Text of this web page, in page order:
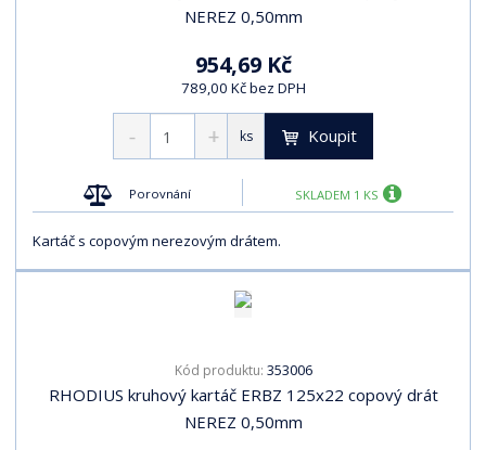
NEREZ 0,50mm
954,69 Kč
789,00 Kč bez DPH
ks Koupit
Porovnání SKLADEM 1 KS
Kartáč s copovým nerezovým drátem.
Kód produktu: 353006
RHODIUS kruhový kartáč ERBZ 125x22 copový drát
NEREZ 0,50mm